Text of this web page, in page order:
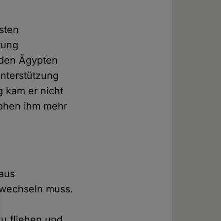
Ägypten
kam er nicht
ihm mehr
muss.